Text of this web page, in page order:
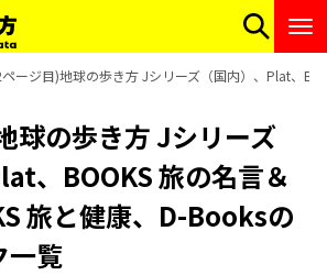
ージ目)地球の歩き方 Jシリーズ（国内）、Plat、
球の歩き方 Jシリーズ
、BOOKS 旅の名言＆
旅と健康、D-Booksの
一覧